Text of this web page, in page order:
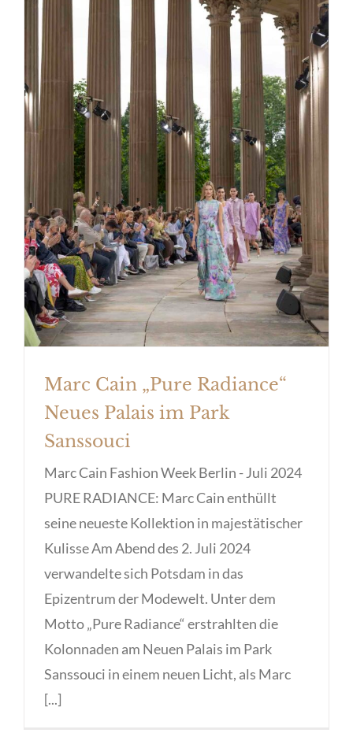
Marc Cain „Pure Radiance“ Neues
Palais im Park Sanssouci
Marc Cain „Pure Radiance“
Neues Palais im Park
Sanssouci
Marc Cain Fashion Week Berlin - Juli 2024
PURE RADIANCE: Marc Cain enthüllt
seine neueste Kollektion in majestätischer
Kulisse Am Abend des 2. Juli 2024
verwandelte sich Potsdam in das
Epizentrum der Modewelt. Unter dem
Motto „Pure Radiance“ erstrahlten die
Kolonnaden am Neuen Palais im Park
Sanssouci in einem neuen Licht, als Marc
[...]